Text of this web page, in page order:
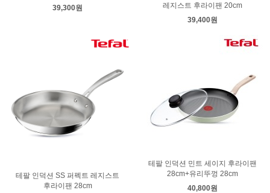
39,300원
레지스트 후라이팬 20cm
39,400원
테팔 인덕션 SS 퍼펙트 레지스트
후라이팬 28cm
테팔 인덕션 민트 세이지 후라이팬
28cm+유리뚜껑 28cm
40,800원